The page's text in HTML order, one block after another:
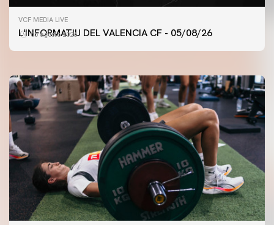
VCF MEDIA LIVE
L'INFORMATIU DEL VALENCIA CF - 05/08/26
05 agosto 2026
PRIMER EQUIPO
ENTRENAMIENTO MATINAL DEL VALENCIA CF
5/8/2026